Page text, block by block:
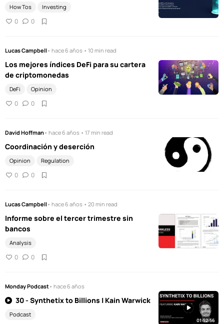
How Tos Investing
0 0
Lucas Campbell• hace 6 años • 10 min read
Los mejores índices DeFi para su cartera
de criptomonedas
DeFi Opinion
0 0
David Hoffman• hace 6 años • 17 min read
Coordinación y deserción
Opinion Regulation
0 0
Lucas Campbell• hace 6 años • 20 min read
Informe sobre el tercer trimestre sin
bancos
Analysis
0 0
Monday Podcast• hace 6 años
30 - Synthetix to Billions | Kain Warwick
Podcast
01:52:56